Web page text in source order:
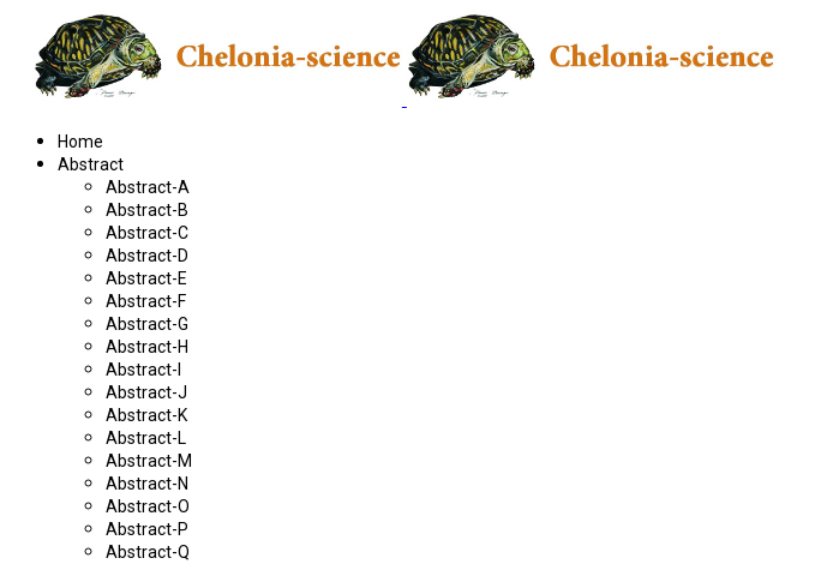
Home
Abstract
Abstract-A
Abstract-B
Abstract-C
Abstract-D
Abstract-E
Abstract-F
Abstract-G
Abstract-H
Abstract-I
Abstract-J
Abstract-K
Abstract-L
Abstract-M
Abstract-N
Abstract-O
Abstract-P
Abstract-Q